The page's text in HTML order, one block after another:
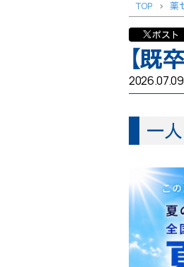
TOP > 薬
ポスト
【既
2026.07.09
一